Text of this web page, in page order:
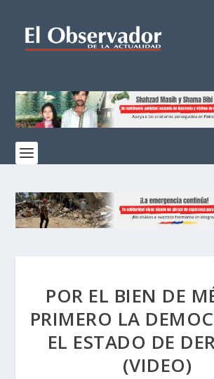
POR EL BIEN DE
PRIMERO LA
EL ESTADO DE
(VIDEO)